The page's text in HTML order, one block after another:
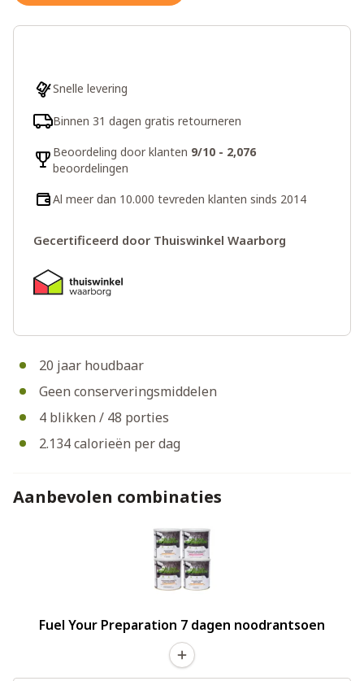
20 jaar houdbaar
Geen conserveringsmiddelen
4 blikken / 48 porties
2.134 calorieën per dag
Snelle levering
Binnen 31 dagen gratis retourneren
Beoordeling door klanten 9/10 - 2,076
beoordelingen
Al meer dan 10.000 tevreden klanten sinds 2014
Gecertificeerd door Thuiswinkel Waarborg
Aanbevolen combinaties
Fuel Your Preparation 7 dagen noodrantsoen